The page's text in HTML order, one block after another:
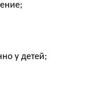
у детей;